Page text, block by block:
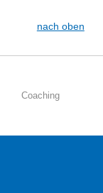
nach oben
Coaching